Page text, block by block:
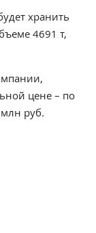
хранить
4691 т,
цене – по
руб.